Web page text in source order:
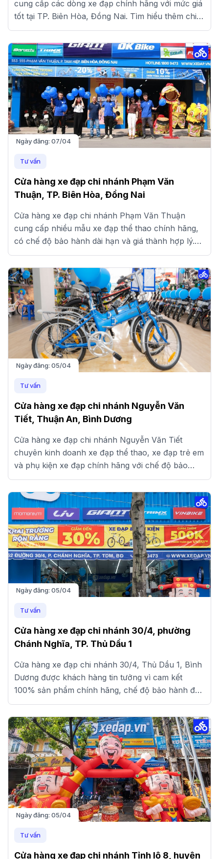
cung cấp các dòng xe đạp chính hãng với mức giá
tốt tại TP. Biên Hòa, Đồng Nai. Tìm hiểu thêm chi
tiết tại đây.
Ngày đăng: 07/04
Tư vấn
Cửa hàng xe đạp chi nhánh Phạm Văn
Thuận, TP. Biên Hòa, Đồng Nai
Cửa hàng xe đạp chi nhánh Phạm Văn Thuận
cung cấp nhiều mẫu xe đạp thể thao chính hãng,
có chế độ bảo hành dài hạn và giá thành hợp lý.
Xem ngay tại đây!
Ngày đăng: 05/04
Tư vấn
Cửa hàng xe đạp chi nhánh Nguyễn Văn
Tiết, Thuận An, Bình Dương
Cửa hàng xe đạp chi nhánh Nguyễn Văn Tiết
chuyên kinh doanh xe đạp thể thao, xe đạp trẻ em
và phụ kiện xe đạp chính hãng với chế độ bảo
hành và giá tốt.
Ngày đăng: 05/04
Tư vấn
Cửa hàng xe đạp chi nhánh 30/4, phường
Chánh Nghĩa, TP. Thủ Dầu 1
Cửa hàng xe đạp chi nhánh 30/4, Thủ Dầu 1, Bình
Dương được khách hàng tin tưởng vì cam kết
100% sản phẩm chính hãng, chế độ bảo hành đầy
đủ và giá cạnh tranh.
Ngày đăng: 05/04
Tư vấn
Cửa hàng xe đạp chi nhánh Tỉnh lộ 8, huyện